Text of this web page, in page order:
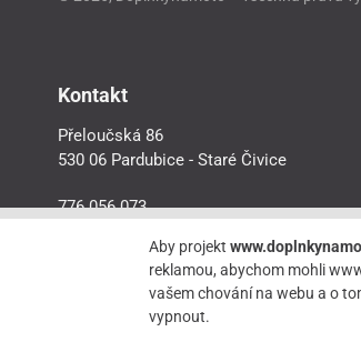
Kontakt
Přeloučská 86
530 06 Pardubice - Staré Čivice
776 056 073
Aby projekt
reklamou, abychom mohli
vašem chování na webu a o
vypnout.